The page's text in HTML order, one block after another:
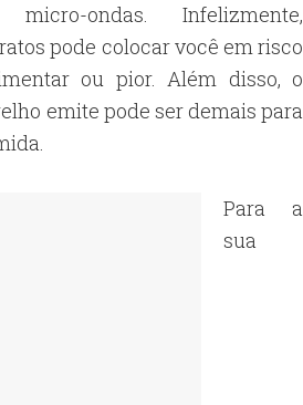
ondas. Infelizmente,
pode colocar você em risco
ou pior. Além disso, o
emite pode ser demais para
Para a
sua